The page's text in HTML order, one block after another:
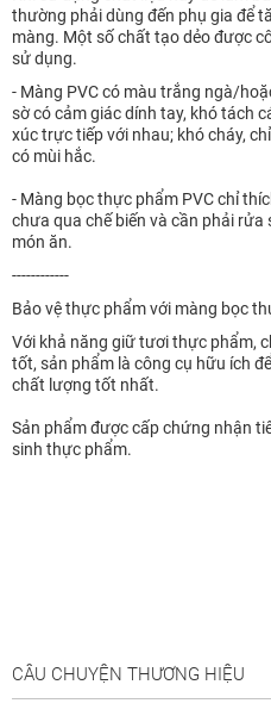
thường phải dùng đến phụ gia để
màng. Một số chất tạo dẻo được
sử dụng.
- Màng PVC có màu trắng ngà/
sờ có cảm giác dính tay, khó tách
xúc trực tiếp với nhau; khó cháy,
có mùi hắc.
- Màng bọc thực phẩm PVC chỉ
chưa qua chế biến và cần phải rửa
món ăn.
------------
Bảo vệ thực phẩm với màng bọc
Với khả năng giữ tươi thực phẩm,
tốt, sản phẩm là công cụ hữu ích
chất lượng tốt nhất.
Sản phẩm được cấp chứng nhận
sinh thực phẩm.
CÂU CHUYỆN THƯƠNG HIỆU